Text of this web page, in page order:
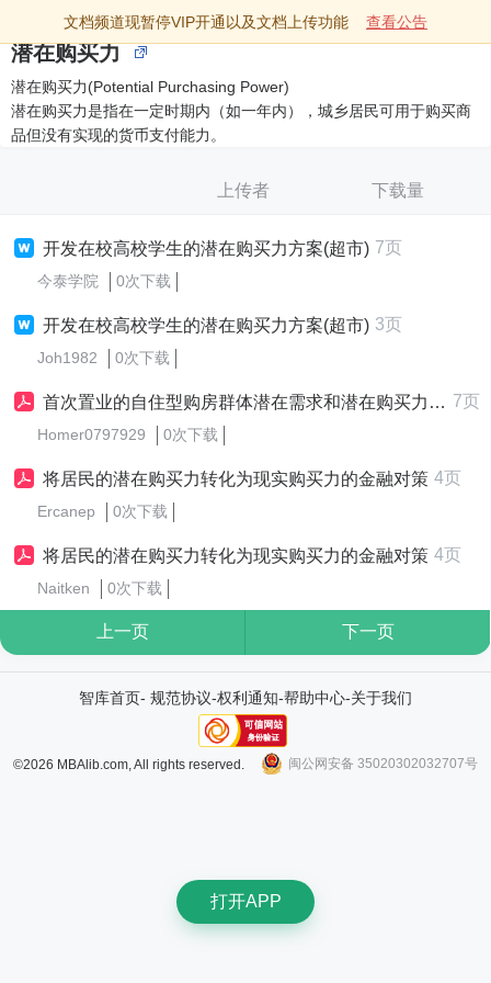
文档频道现暂停VIP开通以及文档上传功能 查看公告
潜在购买力
潜在购买力(Potential Purchasing Power)
潜在购买力是指在一定时期内（如一年内），城乡居民可用于购买商
品但没有实现的货币支付能力。
上传者 下载量
开发在校高校学生的潜在购买力方案(超市) 7页
今泰学院 0次下载
开发在校高校学生的潜在购买力方案(超市) 3页
Joh1982 0次下载
首次置业的自住型购房群体潜在需求和潜在购买力的定性分析 7页
Homer0797929 0次下载
将居民的潜在购买力转化为现实购买力的金融对策 4页
Ercanep 0次下载
将居民的潜在购买力转化为现实购买力的金融对策 4页
Naitken 0次下载
上一页 下一页
智库首页- 规范协议-权利通知-帮助中心-关于我们
©2026 MBAlib.com, All rights reserved. 闽公网安备 35020302032707号
打开APP